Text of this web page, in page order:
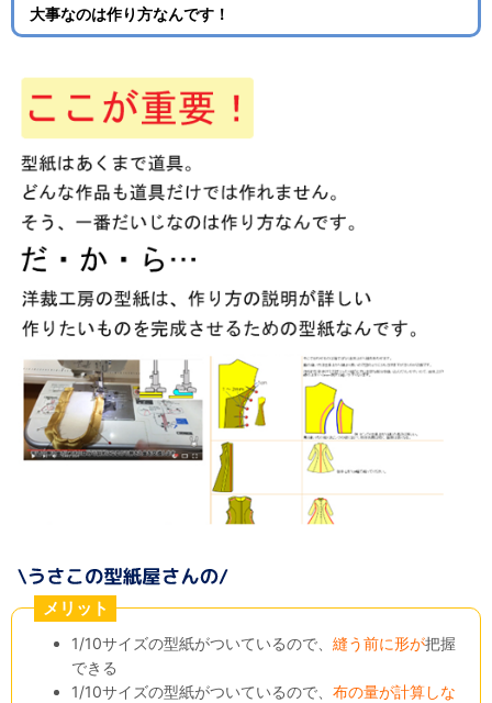
大事なのは作り方なんです！
メリット
1/10サイズの型紙がついているので、縫う前に形が把握
できる
1/10サイズの型紙がついているので、布の量が計算しな